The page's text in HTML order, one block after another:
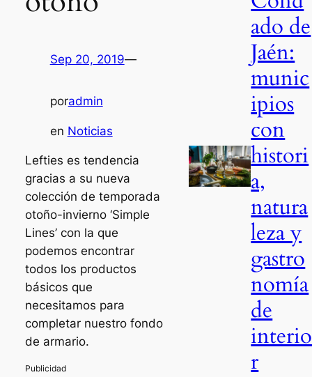
Sep 20, 2019—
poradmin
en Noticias
Lefties es tendencia
gracias a su nueva
colección de temporada
otoño-invierno ‘Simple
Lines’ con la que
podemos encontrar
todos los productos
básicos que
necesitamos para
completar nuestro fondo
de armario.
ado de
Jaén:
munic
ipios
con
histori
a,
natura
leza y
gastro
nomía
de
interio
r